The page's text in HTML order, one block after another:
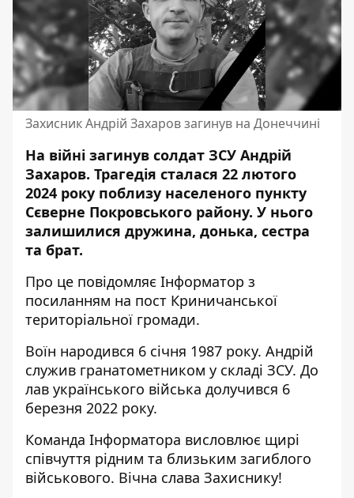
Захисник Андрій Захаров загинув на Донеччині
На війні загинув солдат ЗСУ Андрій
Захаров. Трагедія сталася 22 лютого
2024 року поблизу населеного пункту
Сєверне Покровського району. У нього
залишилися дружина, донька, сестра
та брат.
Про це повідомляє Інформатор з
посиланням на пост Криничанської
територіальної громади.
Воїн народився 6 січня 1987 року. Андрій
служив гранатометником у складі ЗСУ. До
лав українського війська долучився 6
березня 2022 року.
Команда Інформатора висловлює щирі
співчуття рідним та близьким загиблого
військового. Вічна слава Захиснику!